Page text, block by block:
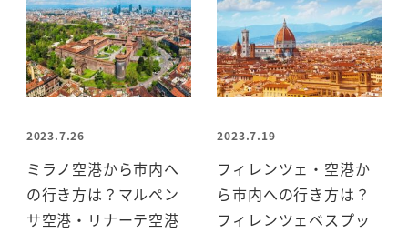
2023.7.26
ミラノ空港から市内へ
の行き方は？マルペン
サ空港・リナーテ空港
2023.7.19
フィレンツェ・空港か
ら市内への行き方は？
フィレンツェベスプッ